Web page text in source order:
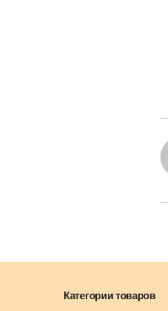
Категории товаров